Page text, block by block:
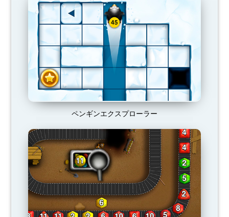
ペンギンエクスプローラー